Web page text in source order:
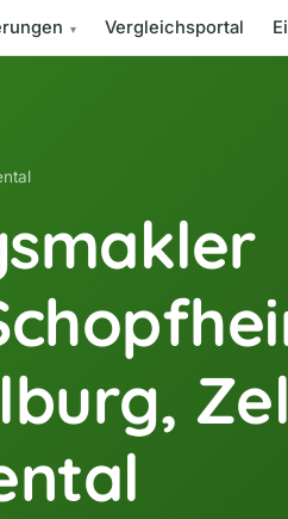
Vergleichsportal